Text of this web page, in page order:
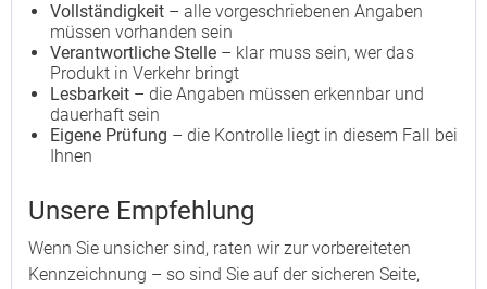
Vollständigkeit – alle vorgeschriebenen Angaben
müssen vorhanden sein
Verantwortliche Stelle – klar muss sein, wer das
Produkt in Verkehr bringt
Lesbarkeit – die Angaben müssen erkennbar und
dauerhaft sein
Eigene Prüfung – die Kontrolle liegt in diesem Fall bei
Ihnen
Unsere Empfehlung
Wenn Sie unsicher sind, raten wir zur vorbereiteten
Kennzeichnung – so sind Sie auf der sicheren Seite,